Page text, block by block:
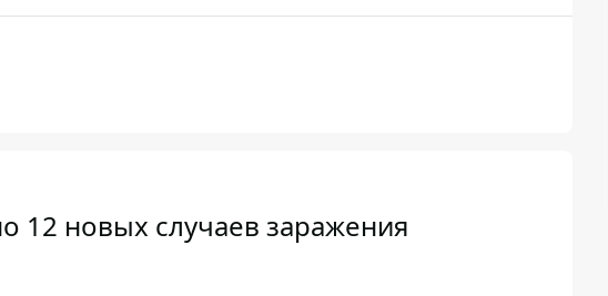
12 новых случаев заражения